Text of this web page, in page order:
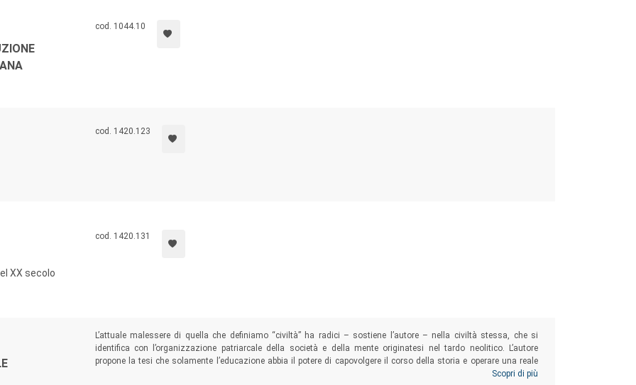
cod. 1044.10
cod. 1420.123
XX secolo
cod. 1420.131
L’attuale malessere di quella che definiamo “civiltà” ha radici – sostiene l’autore – nella civiltà stessa, che si
identifica con l’organizzazione patriarcale della società e della mente originatesi nel tardo neolitico. L’autore
propone la tesi che solamente l’educazione abbia il potere di capovolgere il corso della storia e operare una reale
trasformazione. Sulla base di questa convinzione, egli propone un modello educativo alternativo che promuova lo
Scopri di più